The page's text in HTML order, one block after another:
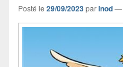
Posté le 29/09/2023parInod—